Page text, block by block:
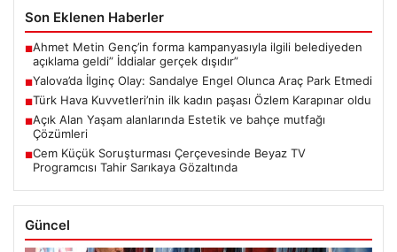
Son Eklenen Haberler
■Ahmet Metin Genç’in forma kampanyasıyla ilgili belediyeden
açıklama geldi” İddialar gerçek dışıdır”
■Yalova’da İlginç Olay: Sandalye Engel Olunca Araç Park Etmedi
■Türk Hava Kuvvetleri’nin ilk kadın paşası Özlem Karapınar oldu
■Açık Alan Yaşam alanlarında Estetik ve bahçe mutfağı
Çözümleri
■Cem Küçük Soruşturması Çerçevesinde Beyaz TV
Programcısı Tahir Sarıkaya Gözaltında
Güncel